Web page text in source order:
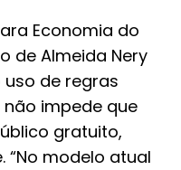
Economia do
de Almeida Nery
uso de regras
impede que
gratuito,
“No modelo atual